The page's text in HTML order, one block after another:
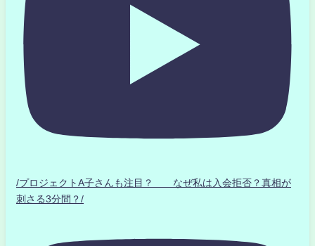
/プロジェクトA子さんも注目？ なぜ私は入会拒否？真相が
刺さる3分間？/